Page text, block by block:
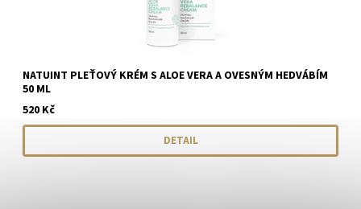
NATUINT PLEŤOVÝ KRÉM S ALOE VERA A OVESNÝM HEDVÁBÍM
50 ML
520 Kč
DETAIL